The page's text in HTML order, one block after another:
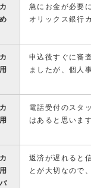
急にお金が必要
オリックス銀行
申込後すぐに審
ましたが、個人
電話受付のスタ
はあると思いま
返済が遅れると
とが大切なので